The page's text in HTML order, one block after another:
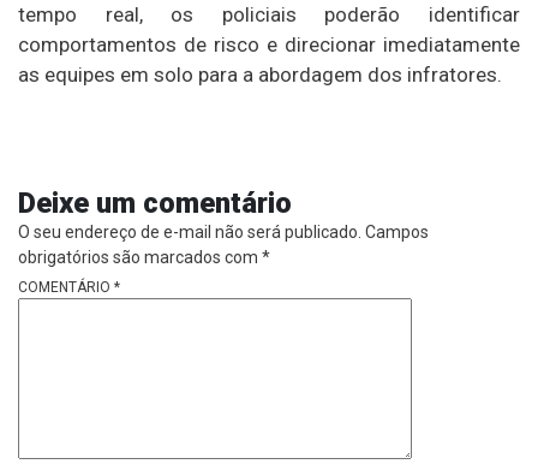
tempo real, os policiais poderão identificar
comportamentos de risco e direcionar imediatamente
as equipes em solo para a abordagem dos infratores.
Deixe um comentário
O seu endereço de e-mail não será publicado. Campos
obrigatórios são marcados com *
COMENTÁRIO *